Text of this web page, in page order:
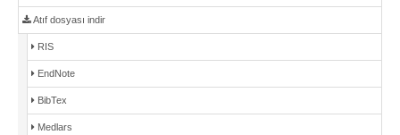
Atıf dosyası indir
RIS
EndNote
BibTex
Medlars